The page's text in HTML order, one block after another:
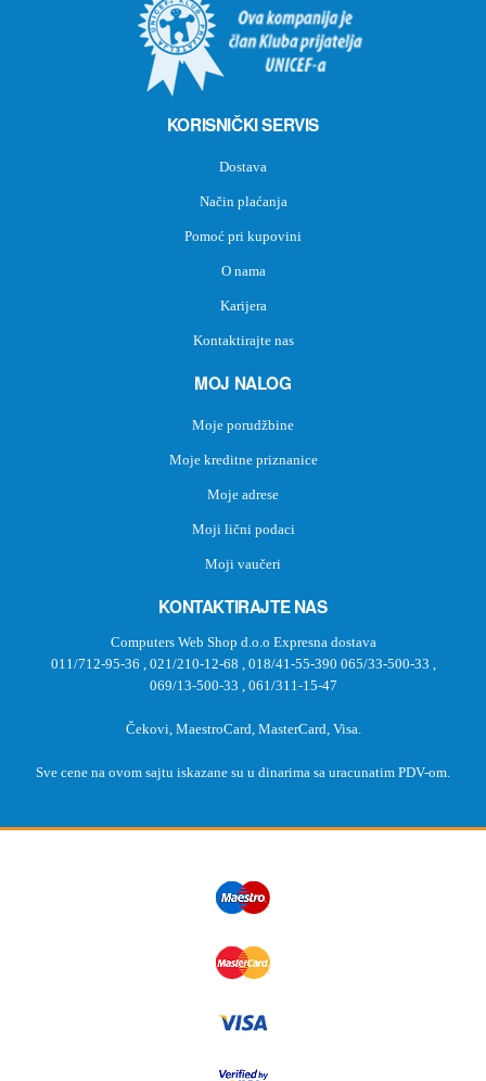
KORISNIČKI SERVIS
Dostava
Način plaćanja
Pomoć pri kupovini
O nama
Karijera
Kontaktirajte nas
MOJ NALOG
Moje porudžbine
Moje kreditne priznanice
Moje adrese
Moji lični podaci
Moji vaučeri
KONTAKTIRAJTE NAS
Computers Web Shop d.o.o Expresna dostava
011/712-95-36
021/210-12-68 018/41-55-390 065/33-500-33
069/13-500-33
061/311-15-47
Čekovi, MaestroCard, MasterCard, Visa.
Sve cene na ovom sajtu iskazane su u dinarima sa uracunatim PDV-om.